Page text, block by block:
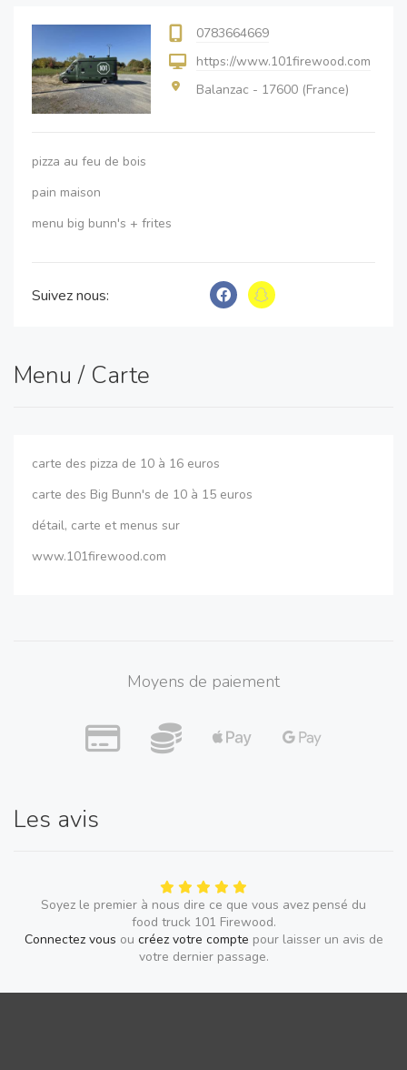
0783664669
https://www.101firewood.com
Balanzac - 17600 (France)
pizza au feu de bois
pain maison
menu big bunn's + frites
Suivez nous:
Menu / Carte
carte des pizza de 10 à 16 euros
carte des Big Bunn's de 10 à 15 euros
détail, carte et menus sur
www.101firewood.com
Moyens de paiement
Les avis
Soyez le premier à nous dire ce que vous avez pensé du
food truck 101 Firewood.
Connectez vous ou créez votre compte pour laisser un avis de
votre dernier passage.